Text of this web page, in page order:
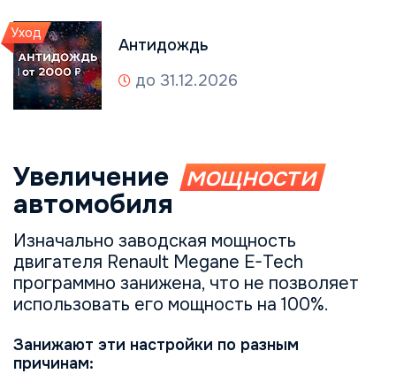
Увеличение мощности
автомобиля
Изначально заводская мощность
двигателя Renault Megane E-Tech
программно занижена, что не позволяет
использовать его мощность на 100%.
Занижают эти настройки по разным
причинам:
Уход
Антидождь
до 31.12.2026